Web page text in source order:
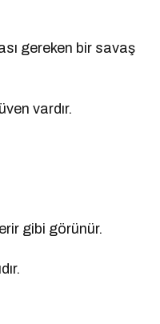
gereken bir savaş
vardır.
gibi görünür.